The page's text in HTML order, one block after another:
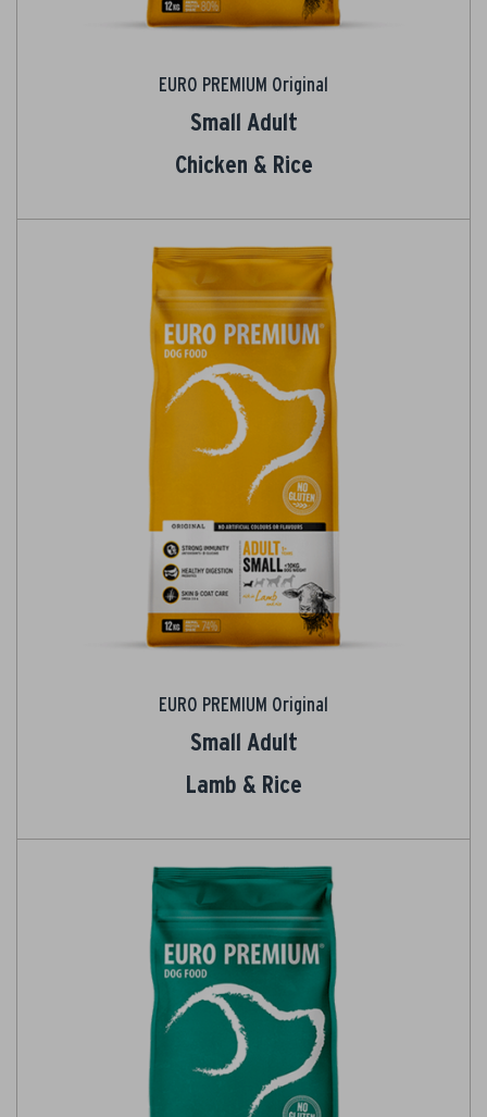
EURO PREMIUM Original
Small Adult
Chicken & Rice
EURO PREMIUM Original
Small Adult
Lamb & Rice